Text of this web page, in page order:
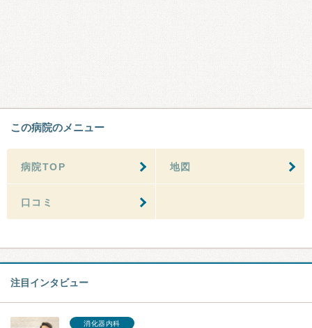
この病院のメニュー
病院TOP 地図
口コミ
注目インタビュー
消化器内科